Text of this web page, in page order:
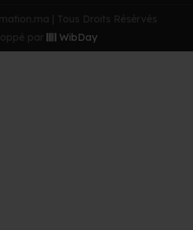
| Tous Droits Résérvés
par
WibDay